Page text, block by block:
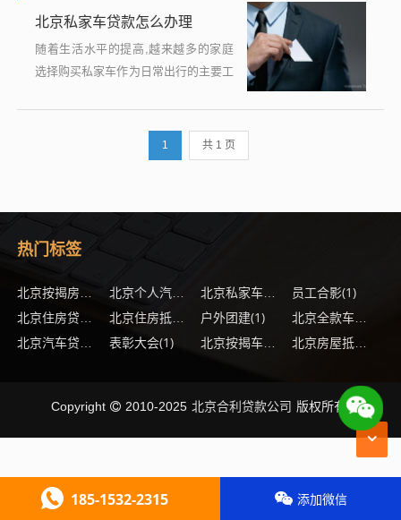
北京私家车贷款怎么办理
随着生活水平的提高,越来越多的家庭
选择购买私家车作为日常出行的主要工
通过贷款方式购车成为了一个较为理想
1 共 1 页
热门标签
(2)
北京个人汽车抵押贷款办理流程 (1)
北京私家车贷款怎么办理 (1)
员工合影(1)
(1) 北京住房抵押贷款怎么提高通过率 (1)
户外团建(1)
(1)
表彰大会(1) 北京按揭车抵押贷款最多能贷多少
Copyright 2010-2025 北京合利贷款公司 版权所有.
185-1532-2315 添加微信